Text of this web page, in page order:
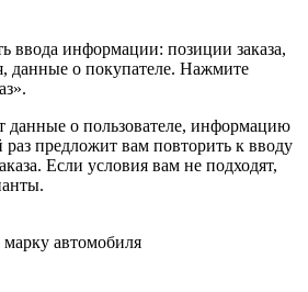
ввода информации: позиции заказа,
данные о покупателе. Нажмите
данные о пользователе, информацию
предложит вам повторить к вводу
Если условия вам не подходят,
автомобиля